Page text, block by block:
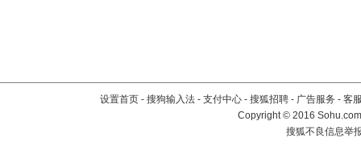
设置首页 - 搜狗输入法 - 支付中心 - 搜狐招聘 - 广告服务 - 客
Copyright©2016
搜狐不良信息举